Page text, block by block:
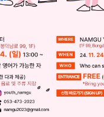
?1 F 99, Bongdeongnam-
welcome ?ENTRANCE
own drinks and alcohol
number : 053-473-
단 링크 참고 바랍니
to the link at the top of